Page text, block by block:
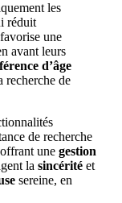
les
réduit
une
avant leurs
d’âge
recherche de
de recherche
une gestion
la sincérité et
sereine, en